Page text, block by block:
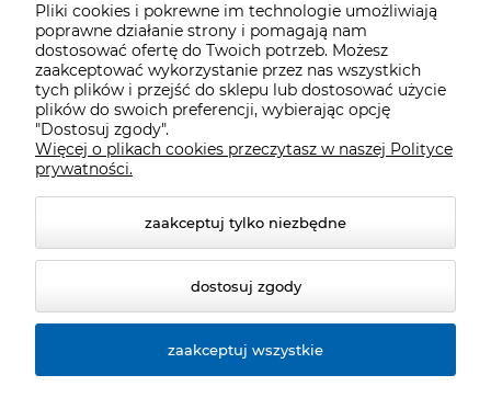
Pliki cookies i pokrewne im technologie umożliwiają
poprawne działanie strony i pomagają nam
dostosować ofertę do Twoich potrzeb. Możesz
zaakceptować wykorzystanie przez nas wszystkich
tych plików i przejść do sklepu lub dostosować użycie
plików do swoich preferencji, wybierając opcję
"Dostosuj zgody".
Więcej o plikach cookies przeczytasz w naszej Polityce
prywatności.
zaakceptuj tylko niezbędne
dostosuj zgody
zaakceptuj wszystkie